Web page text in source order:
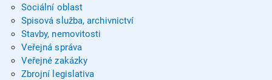
Sociální oblast
Spisová služba, archivnictví
Stavby, nemovitosti
Veřejná správa
Veřejné zakázky
Zbrojní legislativa